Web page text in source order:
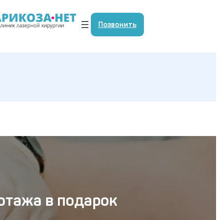
Позвонить
в подарок